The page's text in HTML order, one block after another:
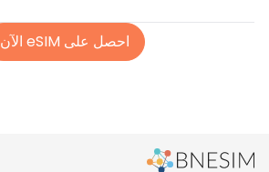
احصل على eSIM الآن